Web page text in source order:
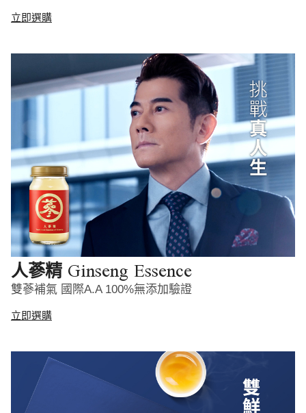
立即選購
人蔘精 Ginseng Essence
雙蔘補氣 國際A.A 100%無添加驗證
立即選購